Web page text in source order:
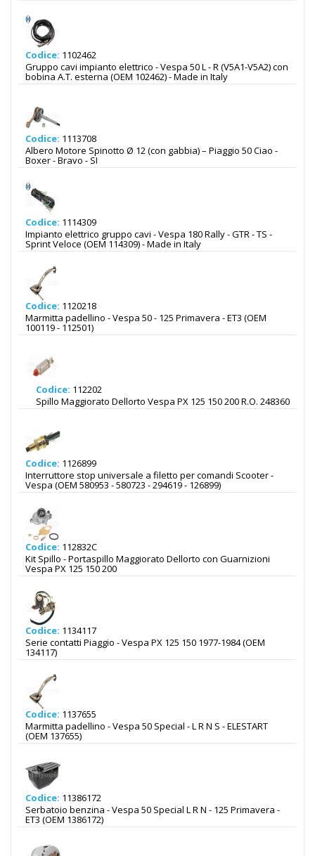
Codice: 1102462
Gruppo cavi impianto elettrico - Vespa 50 L - R (V5A1-V5A2) con
bobina A.T. esterna (OEM 102462) - Made in Italy
Codice: 1113708
Albero Motore Spinotto Ø 12 (con gabbia) – Piaggio 50 Ciao -
Boxer - Bravo - SI
Codice: 1114309
Impianto elettrico gruppo cavi - Vespa 180 Rally - GTR - TS -
Sprint Veloce (OEM 114309) - Made in Italy
Codice: 1120218
Marmitta padellino - Vespa 50 - 125 Primavera - ET3 (OEM
100119 - 112501)
Codice: 112202
Spillo Maggiorato Dellorto Vespa PX 125 150 200 R.O. 248360
Codice: 1126899
Interruttore stop universale a filetto per comandi Scooter -
Vespa (OEM 580953 - 580723 - 294619 - 126899)
Codice: 112832C
Kit Spillo - Portaspillo Maggiorato Dellorto con Guarnizioni
Vespa PX 125 150 200
Codice: 1134117
Serie contatti Piaggio - Vespa PX 125 150 1977-1984 (OEM
134117)
Codice: 1137655
Marmitta padellino - Vespa 50 Special - L R N S - ELESTART
(OEM 137655)
Codice: 11386172
Serbatoio benzina - Vespa 50 Special L R N - 125 Primavera -
ET3 (OEM 1386172)